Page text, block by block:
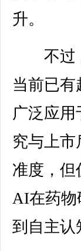
升。
不过，
当前已有
广泛应
究与上
准度，但
AI在药物
到自主认